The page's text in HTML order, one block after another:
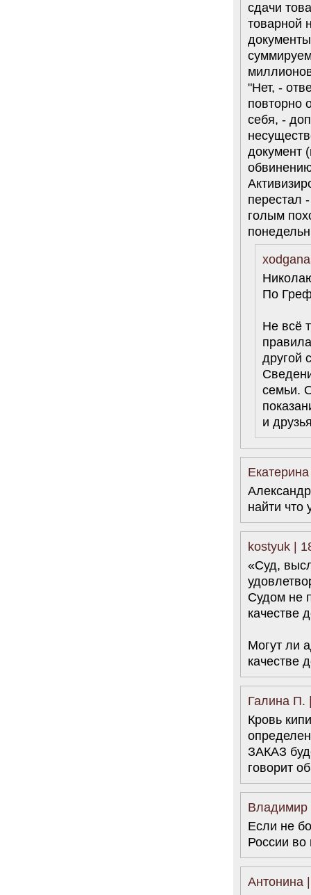
сдачи
товарной
"Нет, -
повторно
себя, -
документ
перестал
голым
По
Не всё
другой
семьи.
и
найти что
kostyuk |
«Суд,
Судом не
качестве
Могут ли
качестве
Галина П.
Кровь
ЗАКАЗ
говорит
Владимир
Если не
России во
Антонина